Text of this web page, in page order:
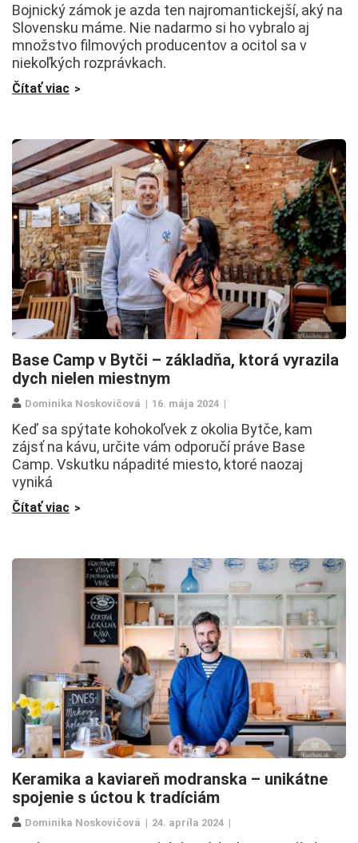
Bojnický zámok je azda ten najromantickejší, aký na
Slovensku máme. Nie nadarmo si ho vybralo aj
množstvo filmových producentov a ocitol sa v
niekoľkých rozprávkach.
Čítať viac
Base Camp v Bytči – základňa, ktorá vyrazila
dych nielen miestnym
Dominika Noskovičová 16. mája 2024
Keď sa spýtate kohokoľvek z okolia Bytče, kam
zájsť na kávu, určite vám odporučí práve Base
Camp. Vskutku nápadité miesto, ktoré naozaj
vyniká
Čítať viac
Keramika a kaviareň modranska – unikátne
spojenie s úctou k tradíciám
Dominika Noskovičová 24. apríla 2024